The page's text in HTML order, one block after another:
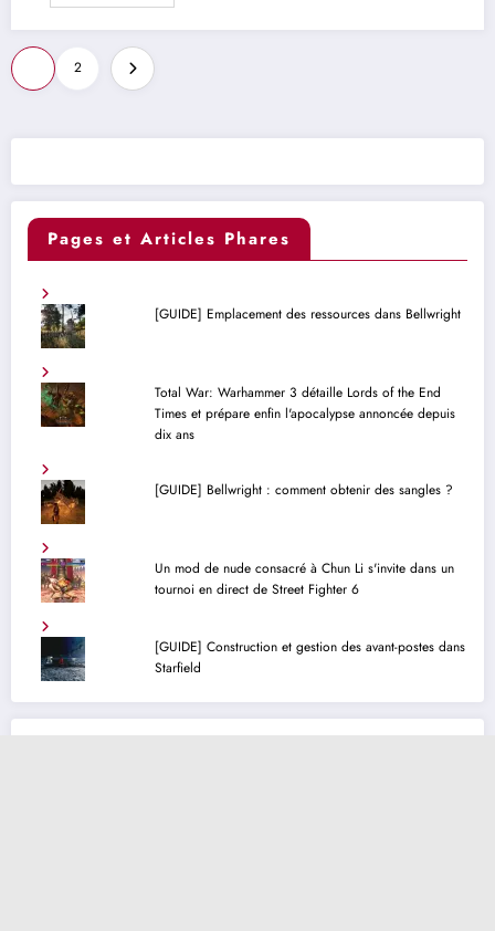
Pagination
des
publications
2
Pages et Articles Phares
[GUIDE] Emplacement des ressources dans Bellwright
Total War: Warhammer 3 détaille Lords of the End
Times et prépare enfin l'apocalypse annoncée depuis
dix ans
[GUIDE] Bellwright : comment obtenir des sangles ?
Un mod de nude consacré à Chun Li s'invite dans un
tournoi en direct de Street Fighter 6
[GUIDE] Construction et gestion des avant-postes dans
Starfield